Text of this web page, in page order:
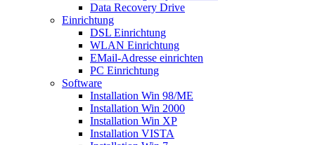
Data Recovery Drive
Einrichtung
DSL Einrichtung
WLAN Einrichtung
EMail-Adresse einrichten
PC Einrichtung
Software
Installation Win 98/ME
Installation Win 2000
Installation Win XP
Installation VISTA